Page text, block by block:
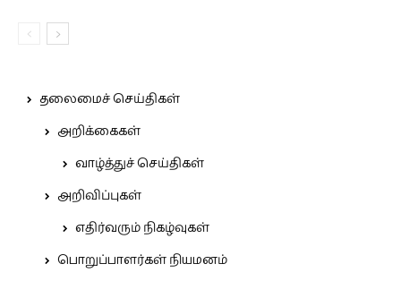
தலைமைச் செய்திகள்
அறிக்கைகள்
வாழ்த்துச் செய்திகள்
அறிவிப்புகள்
எதிர்வரும் நிகழ்வுகள்
பொறுப்பாளர்கள் நியமனம்